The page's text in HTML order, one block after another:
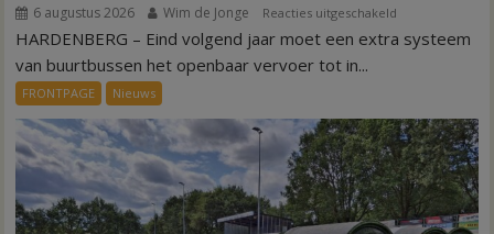
6 augustus 2026 Wim de Jonge Reacties uitgeschakeld
Nieuw
alle
kernen
Hardenberg
HARDENBERG – Eind volgend jaar moet een extra systeem
van buurtbussen het openbaar vervoer tot in...
FRONTPAGE Nieuws